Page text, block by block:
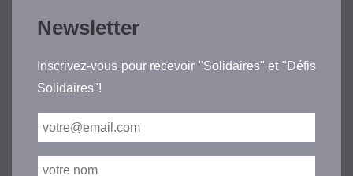
Newsletter
Inscrivez-vous pour recevoir "Solidaires" et "Défis
Solidaires"!